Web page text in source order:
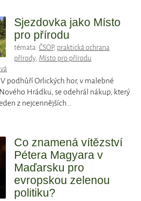
Sjezdovka jako Místo
pro přírodu
témata: ČSOP, praktická ochrana
přírody, Místo pro přírodu
V podhůří Orlických hor, v malebné
Hrádku, se odehrál nákup, který
z nejcennějších…
Co znamená vítězství
Pétera Magyara v
Maďarsku pro
evropskou zelenou
politiku?